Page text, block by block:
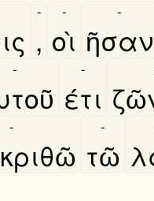
,
-
οὶ
-
ῆσαν
-
-
έτι
-
-
τῶ
-